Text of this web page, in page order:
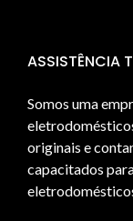
ASSISTÊNCIA
Somos uma
originais e
capacitados